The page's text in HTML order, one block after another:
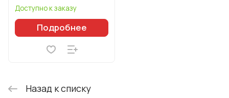
Доступно к заказу
Подробнее
Назад к списку